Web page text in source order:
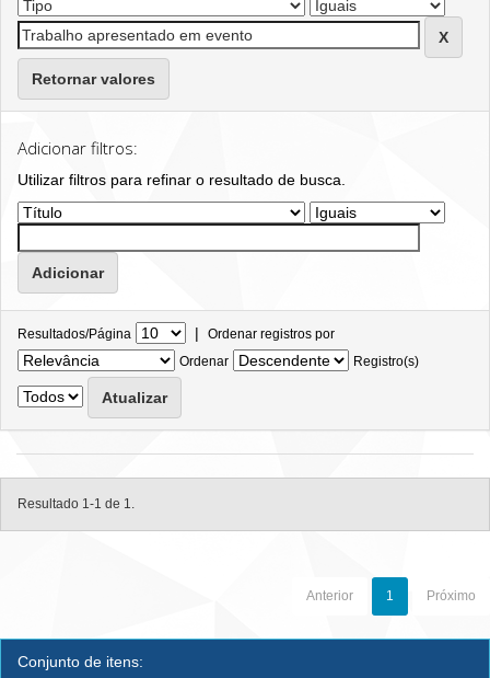
Retornar valores
Adicionar filtros:
Utilizar filtros para refinar o resultado de busca.
Resultados/Página | Ordenar registros por
Ordenar
Registro(s)
Resultado 1-1 de 1.
Anterior 1 Próximo
Conjunto de itens: